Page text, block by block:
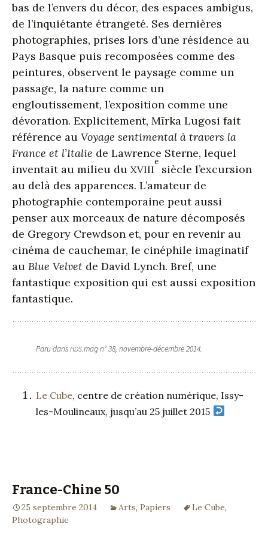
bas de l’envers du décor, des espaces ambigus,
de l’inquiétante étrangeté. Ses dernières
photographies, prises lors d’une résidence au
Pays Basque puis recomposées comme des
peintures, observent le paysage comme un
passage, la nature comme un
engloutissement, l’exposition comme une
dévoration. Explicitement, Mïrka Lugosi fait
référence au Voyage sentimental à travers la
France et l’Italie de Lawrence Sterne, lequel
inventait au milieu du XVIII
e
siècle l’excursion
au delà des apparences. L’amateur de
photographie contemporaine peut aussi
penser aux morceaux de nature décomposés
de Gregory Crewdson et, pour en revenir au
cinéma de cauchemar, le cinéphile imaginatif
au Blue Velvet de David Lynch. Bref, une
fantastique exposition qui est aussi exposition
fantastique.
Paru dans HDS.mag n° 38, novembre-décembre 2014.
Le Cube, centre de création numérique, Issy-
les-Moulineaux, jusqu’au 25 juillet 2015
France-Chine 50
25 septembre 2014 Arts, Papiers Le Cube,
Photographie